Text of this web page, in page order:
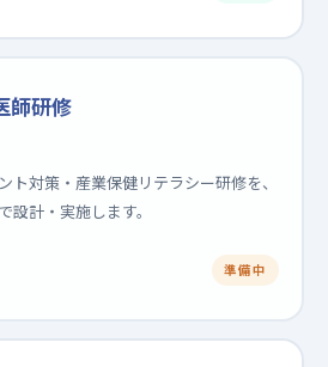
師研修
ト対策・産業保健リテラシー研修を、
設計・実施します。
準備中